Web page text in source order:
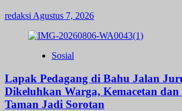
redaksi Agustus 7, 2026
Sosial
Lapak Pedagang di Bahu Jalan
Dikeluhkan Warga, Kemacetan
Taman Jadi Sorotan